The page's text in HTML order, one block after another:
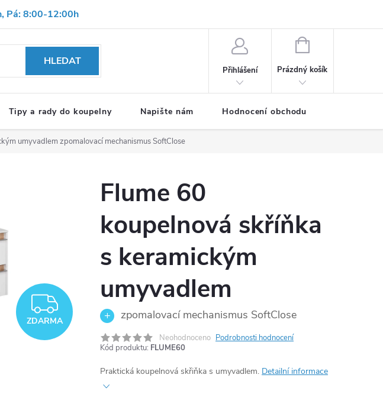
Pá: 8:00-12:00h
formulář OBCHODNÍ PODMÍNKY
HLEDAT
Přihlášení
NÁKUPNÍ
Prázdný košík
Tipy a rady do koupelny Napište nám Hodnocení obchodu
umyvadlem zpomalovací mechanismus SoftClose
ZDARMA
ZDARMA
Flume 60
koupelnová skříňka
s keramickým
umyvadlem
zpomalovací mechanismus SoftClose
Neohodnoceno Podrobnosti hodnocení
Kód produktu: FLUME60
Praktická koupelnová skřiňka s umyvadlem. Detailní informace